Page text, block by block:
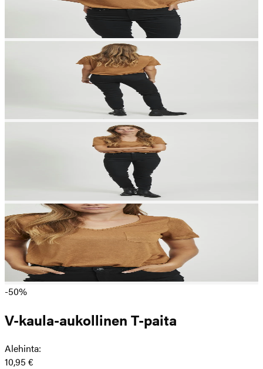
-50%
V-kaula-aukollinen T-paita
Alehinta:
10,95 €